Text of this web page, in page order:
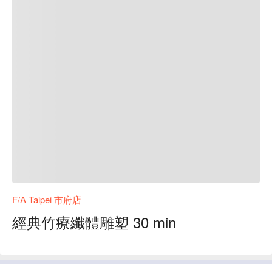
F/A Taipei 市府店
經典竹療纖體雕塑 30 min